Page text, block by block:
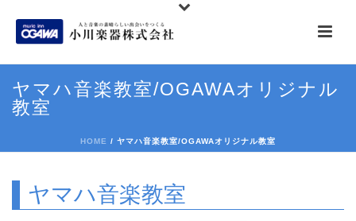
ヤマハ音楽教室/OGAWAオリジナル
教室
HOME / ヤマハ音楽教室/OGAWAオリジナル教室
ヤマハ音楽教室